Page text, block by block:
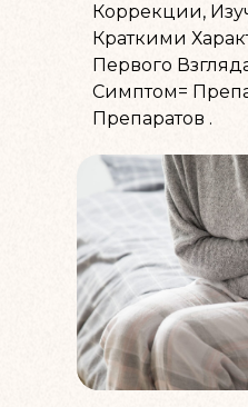
Коррекции,
Краткими
Первого
Симптом=
Препаратов .